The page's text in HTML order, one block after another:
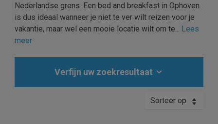
Nederlandse grens. Een bed and breakfast in Ophoven
is dus ideaal wanneer je niet te ver wilt reizen voor je
vakantie, maar wel een mooie locatie wilt om te... Lees
meer
Verfijn uw zoekresultaat
Sorteer op